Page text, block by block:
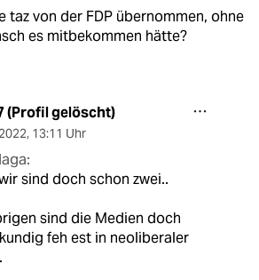
taz von der FDP übernommen, ohne
es mitbekommen hätte?
(Profil gelöscht)
, 13:11 Uhr
sind doch schon zwei..
sind die Medien doch
feh est in neoliberaler